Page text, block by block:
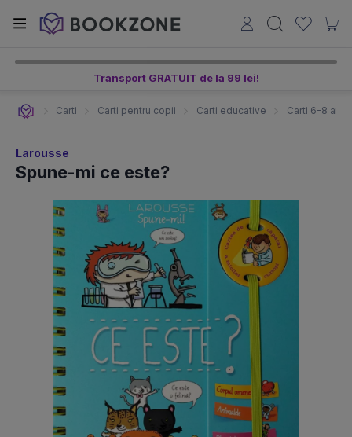
Transport GRATUIT de la 99 lei!
Carti Carti pentru copii Carti educative Carti 6-8 ani
Larousse
Spune-mi ce este?